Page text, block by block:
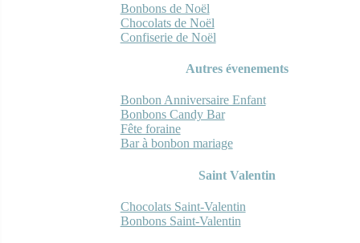
Bonbons de Noël
Chocolats de Noël
Confiserie de Noël
Autres évenements
Bonbon Anniversaire Enfant
Bonbons Candy Bar
Fête foraine
Bar à bonbon mariage
Saint Valentin
Chocolats Saint-Valentin
Bonbons Saint-Valentin